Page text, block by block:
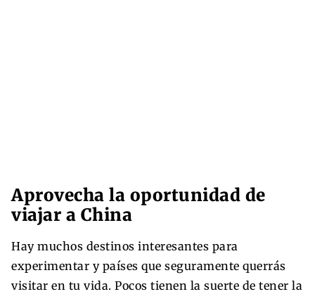
Aprovecha la oportunidad de
viajar a China
Hay muchos destinos interesantes para
experimentar y países que seguramente querrás
visitar en tu vida. Pocos tienen la suerte de tener la